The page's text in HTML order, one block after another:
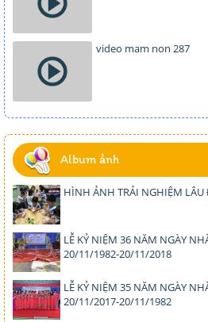
video mam non 287
Album ảnh
HÌNH ẢNH TRẢI NGHIỆM LÂU
LỄ KỶ NIỆM 36 NĂM NGÀY
20/11/1982-20/11/2018
LỄ KỶ NIỆM 35 NĂM NGÀY
20/11/2017-20/11/1982